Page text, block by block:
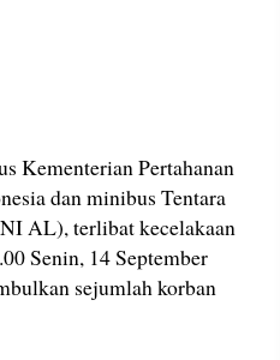
Kementerian Pertahanan
dan minibus Tentara
AL), terlibat kecelakaan
Senin, 14 September
sejumlah korban